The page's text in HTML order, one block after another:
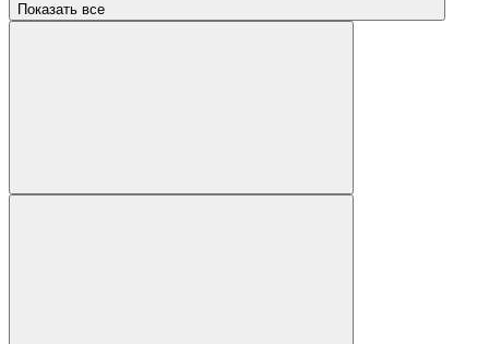
Показать все